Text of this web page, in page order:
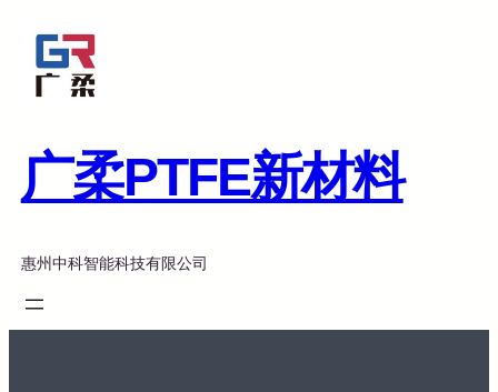
广柔PTFE新材料
惠州中科智能科技有限公司